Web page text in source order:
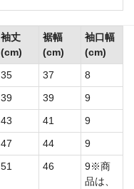
袖丈
(cm)
裾幅
(cm)
袖口幅
(cm)
35 37
8
39 39
9
43 41
9
47 44
9
51 46
9※商
品は、